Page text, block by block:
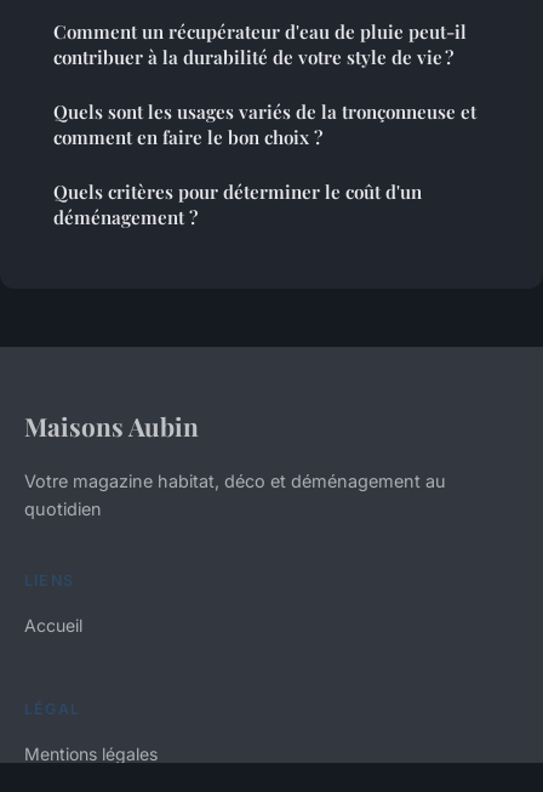
Comment un récupérateur d'eau de pluie peut-il
contribuer à la durabilité de votre style de vie ?
Quels sont les usages variés de la tronçonneuse et
comment en faire le bon choix ?
Quels critères pour déterminer le coût d'un
déménagement ?
Maisons Aubin
Votre magazine habitat, déco et déménagement au
quotidien
LIENS
Accueil
LÉGAL
Mentions légales